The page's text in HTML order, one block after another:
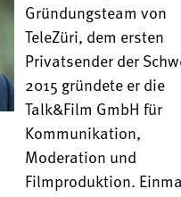
Gründungsteam von
TeleZüri, dem ersten
Privatsender der
2015 gründete er die
Talk&Film GmbH für
Kommunikation,
Moderation und
Filmproduktion.